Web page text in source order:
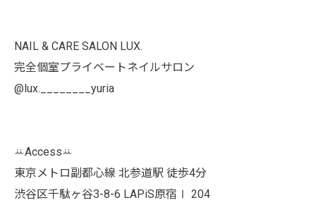
NAIL & CARE SALON LUX.
完全個室プライベートネイルサロン
@lux.________yuria
ꕁAccessꕁ
東京メトロ副都心線 北参道駅 徒歩4分
渋谷区千駄ヶ谷3-8-6 LAPiS原宿Ⅰ 204